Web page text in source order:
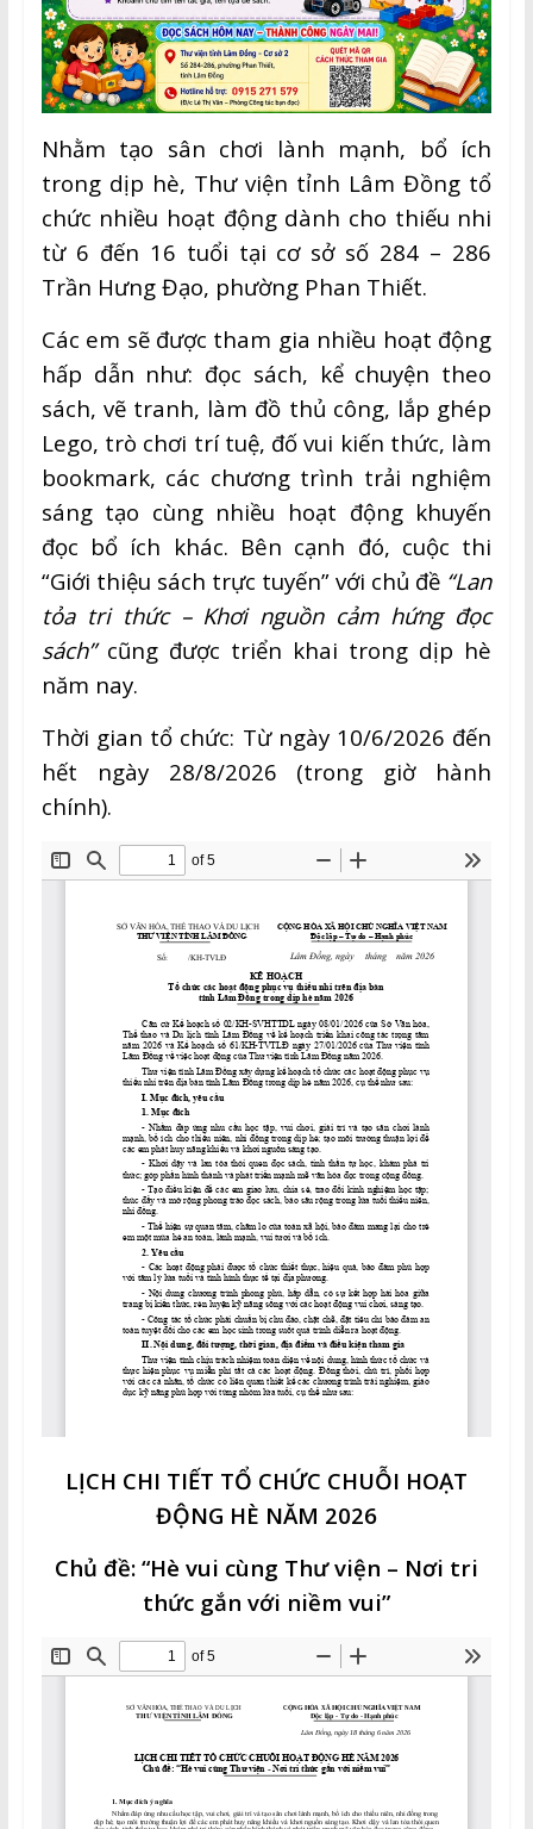
Nhằm tạo sân chơi lành mạnh, bổ ích
trong dịp hè, Thư viện tỉnh Lâm Đồng tổ
chức nhiều hoạt động dành cho thiếu nhi
từ 6 đến 16 tuổi tại cơ sở số 284 – 286
Trần Hưng Đạo, phường Phan Thiết.
Các em sẽ được tham gia nhiều hoạt động
hấp dẫn như: đọc sách, kể chuyện theo
sách, vẽ tranh, làm đồ thủ công, lắp ghép
Lego, trò chơi trí tuệ, đố vui kiến thức, làm
bookmark, các chương trình trải nghiệm
sáng tạo cùng nhiều hoạt động khuyến
đọc bổ ích khác. Bên cạnh đó, cuộc thi
“Giới thiệu sách trực tuyến” với chủ đề “Lan
tỏa tri thức – Khơi nguồn cảm hứng đọc
sách”cũng được triển khai trong dịp hè
năm nay.
Thời gian tổ chức: Từ ngày 10/6/2026 đến
hết ngày 28/8/2026 (trong giờ hành
chính).
LỊCH CHI TIẾT TỔ CHỨC CHUỖI HOẠT
ĐỘNG HÈ NĂM 2026
Chủ đề: “Hè vui cùng Thư viện – Nơi tri
thức gắn với niềm vui”